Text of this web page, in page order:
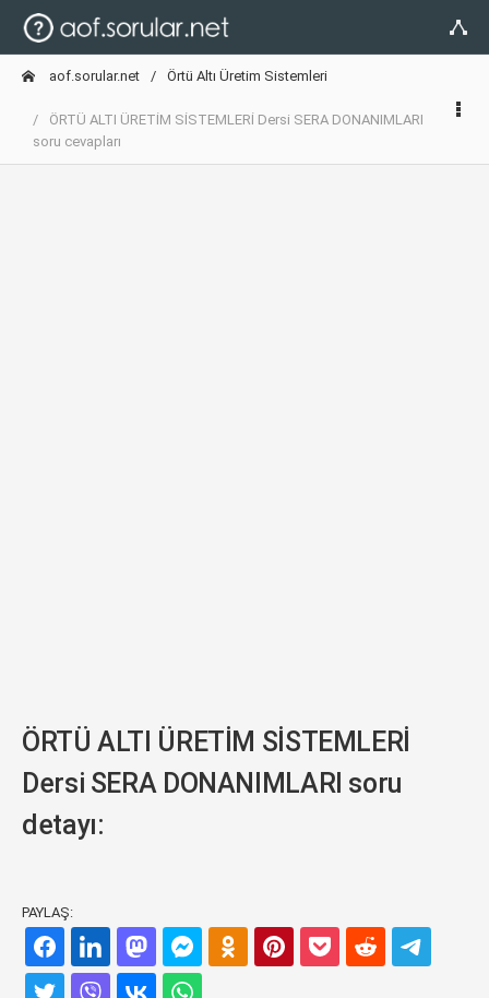
aof.sorular.net Örtü Altı Üretim Sistemleri
ÖRTÜ ALTI ÜRETİM SİSTEMLERİ Dersi SERA DONANIMLARI
soru cevapları
ÖRTÜ ALTI ÜRETİM SİSTEMLERİ
Dersi SERA DONANIMLARI soru
detayı:
PAYLAŞ: